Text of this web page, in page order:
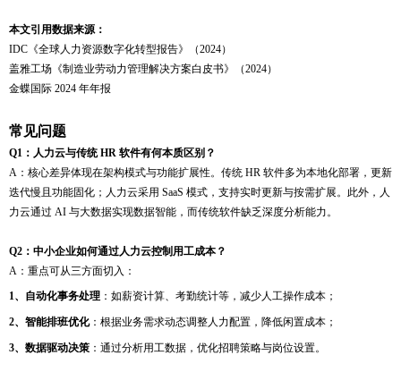
本文引用数据来源：
IDC《全球人力资源数字化转型报告》（2024）
盖雅工场《制造业劳动力管理解决方案白皮书》（2024）
金蝶国际 2024 年年报
常见问题
Q1：人力云与传统 HR 软件有何本质区别？
A：核心差异体现在架构模式与功能扩展性。传统 HR 软件多为本地化部署，更新
迭代慢且功能固化；人力云采用 SaaS 模式，支持实时更新与按需扩展。此外，人
力云通过 AI 与大数据实现数据智能，而传统软件缺乏深度分析能力。
Q2：中小企业如何通过人力云控制用工成本？
A：重点可从三方面切入：
1、 自动化事务处理 ：如薪资计算、考勤统计等，减少人工操作成本；
2、 智能排班优化：根据业务需求动态调整人力配置，降低闲置成本；
3、 数据驱动决策 ：通过分析用工数据，优化招聘策略与岗位设置。